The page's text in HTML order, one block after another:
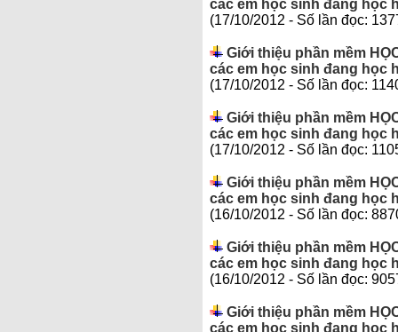
các em học sinh đang học
(17/10/2012 - Số lần đọc:
Giới thiệu phần mềm
các em học sinh đang học
(17/10/2012 - Số lần đọc:
Giới thiệu phần mềm
các em học sinh đang học
(17/10/2012 - Số lần đọc:
Giới thiệu phần mềm
các em học sinh đang học
(16/10/2012 - Số lần đọc:
Giới thiệu phần mềm
các em học sinh đang học
(16/10/2012 - Số lần đọc:
Giới thiệu phần mềm
các em học sinh đang học